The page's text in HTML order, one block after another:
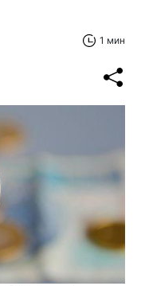
1 мин